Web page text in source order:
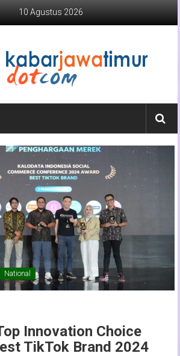
10 Agustus 2026
National
Innovation Choice
TikTok Brand 2024